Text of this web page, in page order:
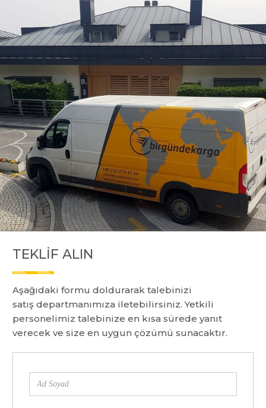
TEKLIF ALIN
Aşağıdaki formu doldurarak talebinizi
satış departmanımıza iletebilirsiniz. Yetkili
personelimiz talebinize en kısa sürede yanıt
verecek ve size en uygun çözümü sunacaktır.